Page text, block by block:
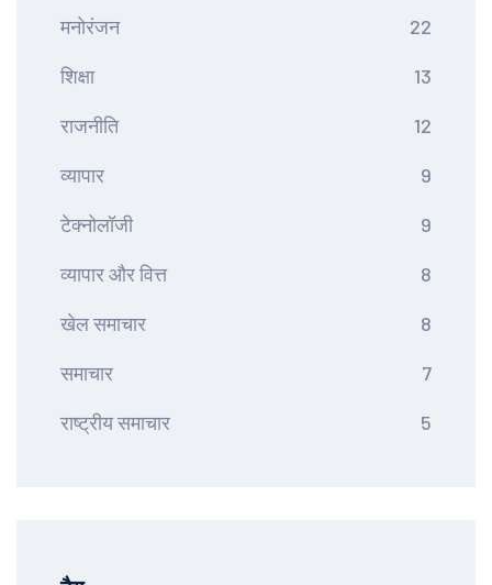
मनोरंजन 22
शिक्षा 13
राजनीति 12
व्यापार 9
टेक्नोलॉजी 9
व्यापार और वित्त 8
खेल समाचार 8
समाचार 7
राष्ट्रीय समाचार 5